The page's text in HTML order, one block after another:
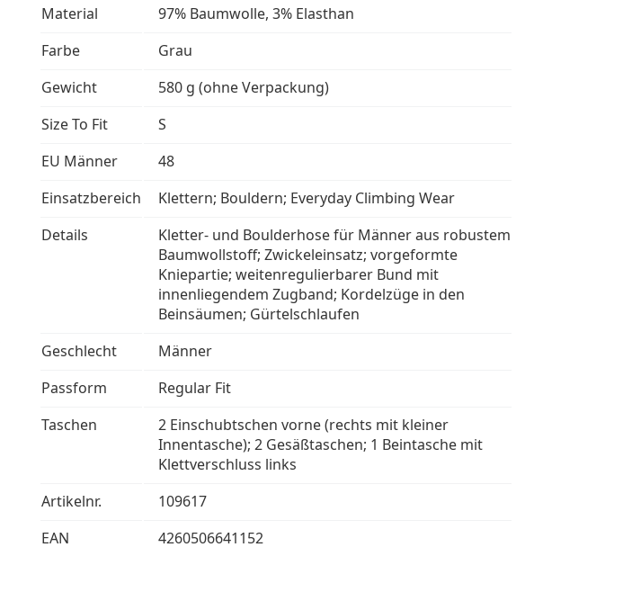
Material
97% Baumwolle, 3% Elasthan
Farbe
Grau
Gewicht
580 g (ohne Verpackung)
Size To Fit
S
EU Männer
48
Einsatzbereich
Klettern; Bouldern; Everyday Climbing Wear
Details
Kletter- und Boulderhose für Männer aus robustem
Baumwollstoff; Zwickeleinsatz; vorgeformte
Kniepartie; weitenregulierbarer Bund mit
innenliegendem Zugband; Kordelzüge in den
Beinsäumen; Gürtelschlaufen
Geschlecht
Männer
Passform
Regular Fit
Taschen
2 Einschubtschen vorne (rechts mit kleiner
Innentasche); 2 Gesäßtaschen; 1 Beintasche mit
Klettverschluss links
Artikelnr.
109617
EAN
4260506641152